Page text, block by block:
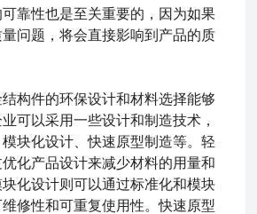
性也是至关重要的，因为如果
问题，将会直接影响到产品的质
件的环保设计和材料选择能够
可以采用一些设计和制造技术，
块化设计、快速原型制造等。轻
化产品设计来减少材料的用量和
化设计则可以通过标准化和模块
修性和可重复使用性。快速原型